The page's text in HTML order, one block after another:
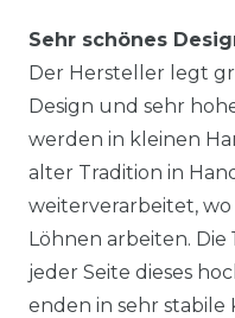
Sehr schönes
Der Hersteller legt
Design und sehr
werden in kleinen
alter Tradition in
weiterverarbeitet,
Löhnen arbeiten.
jeder Seite dieses
enden in sehr stabile